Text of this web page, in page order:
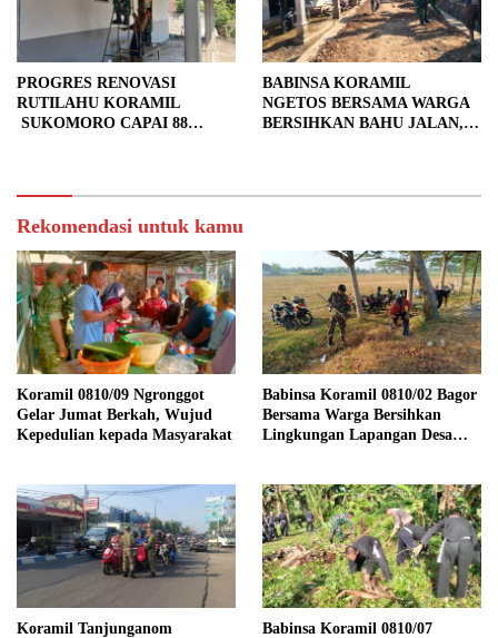
PROGRES RENOVASI
RUTILAHU KORAMIL
SUKOMORO CAPAI 88
BABINSA KORAMIL
NGETOS BERSAMA WARGA
BERSIHKAN BAHU JALAN,
Rekomendasi untuk kamu
Koramil 0810/09 Ngronggot
Gelar Jumat Berkah, Wujud
Kepedulian kepada Masyarakat
Babinsa Koramil 0810/02 Bagor
Bersama Warga Bersihkan
Lingkungan Lapangan Desa
Koramil Tanjunganom
Babinsa Koramil 0810/07